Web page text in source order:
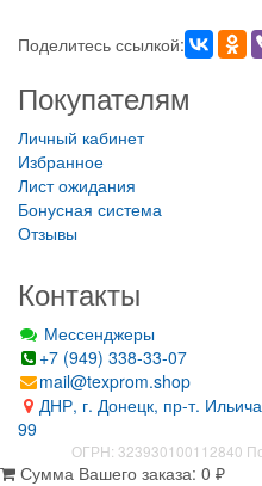
Поделитесь ссылкой:
Покупателям
Личный кабинет
Избранное
Лист ожидания
Бонусная система
Отзывы
Контакты
Мессенджеры
+7 (949) 338-33-07
mail@texprom.shop
ДНР, г. Донецк, пр-т. Ильича
99
ОГРН: 323930100112840
Сумма Вашего заказа: 0 ₽